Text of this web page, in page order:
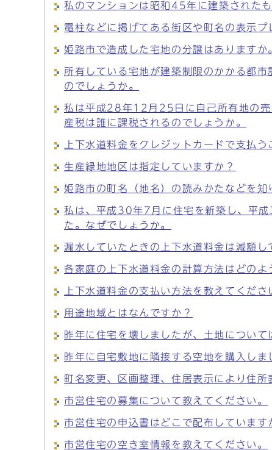
私のマンションは昭和45年に建築された
電柱などに掲げてある街区や町名の表示
姫路市で造成した宅地の分譲はありますか
所有している宅地が建築制限のかかる都
のでしょうか。
私は平成28年12月25日に自己所有地の
産税は誰に課税されるのでしょうか。
上下水道料金をクレジットカードで支払う
生産緑地地区は指定していますか？
姫路市の町名（地名）の読みかたなどを知
私は、平成30年7月に住宅を新築し、平
た。なぜでしょうか。
漏水していたときの上下水道料金は減額し
各家庭の上下水道料金の計算方法はどのよ
上下水道料金の支払い方法を教えてくださ
用途地域とはなんですか？
昨年に住宅を壊しましたが、土地につい
昨年に自宅敷地に隣接する空地を購入し
町名変更、区画整理、住居表示により住
市営住宅の募集について教えてください。
市営住宅の申込書はどこで配布しています
市営住宅の空き室情報を教えてください。